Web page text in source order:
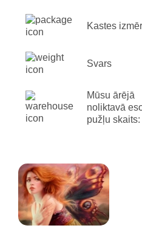
Kastes
Svars
Mūsu ārējā
noliktavā
pužļu skaits: